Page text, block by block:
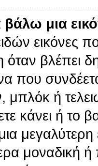
μια
εικόνες
βλέπει
που
μπλόκ ή
κάνει ή